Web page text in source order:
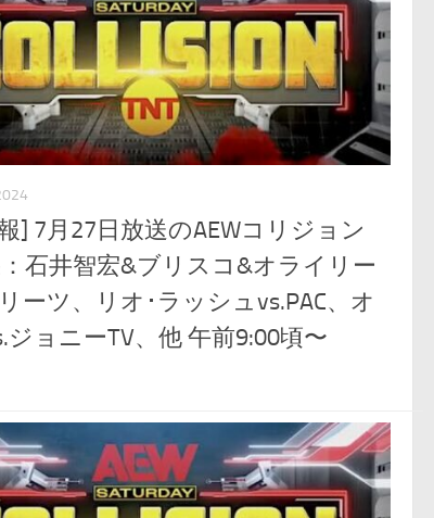
] 7月27日放送のAEWコリジョン
石井智宏&ブリスコ&オライリー
ーツ、リオ･ラッシュvs.PAC、オ
ジョニーTV、他 午前9:00頃〜